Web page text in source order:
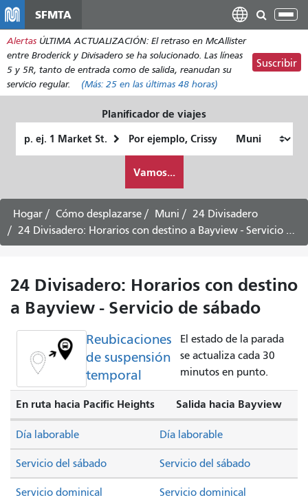
contenido
principal
SFMTA
Alertas ÚLTIMA ACTUALIZACIÓN: El retraso en McAllister
entre Broderick y Divisadero se ha solucionado. Las líneas
5 y 5R, tanto de entrada como de salida, reanudan su
servicio regular.
(Más: 25 en las últimas 48 horas)
Suscribir
Planificador de viajes
de
quiero
viajar
Vamos...
Hogar Cómo desplazarse Muni
24 Divisadero
24 Divisadero: Horarios con destino a Bayview - Servicio entre semana
24 Divisadero: Horarios con destino
a Bayview - Servicio de sábado
Reubicaciones
de suspensión
temporal
El estado de la parada
se actualiza cada 30
minutos en punto.
En ruta hacia Pacific Heights Salida hacia Bayview
Servicio del sábado Servicio del sábado
Servicio dominical Servicio dominical
Día laborable Día laborable